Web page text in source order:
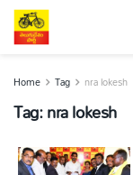
Home Tag nra lokesh
Tag:nra lokesh